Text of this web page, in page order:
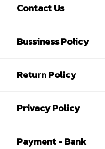
Contact Us
Bussiness Policy
Return Policy
Privacy Policy
Payment - Bank